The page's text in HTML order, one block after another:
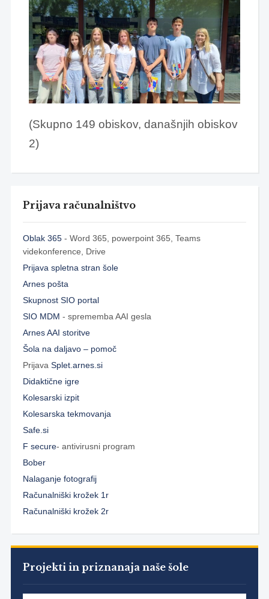
Prijava računalništvo
Oblak 365- Word 365, powerpoint 365, Teams
videkonference, Drive
Prijava spletna stran šole
Arnes pošta
Skupnost SIO portal
SIO MDM - sprememba AAI gesla
Arnes AAI storitve
Šola na daljavo – pomoč
Prijava Splet.arnes.si
Didaktične igre
Kolesarski izpit
Kolesarska tekmovanja
Safe.si
F secure- antivirusni program
Bober
Nalaganje fotografij
Računalniški krožek 1r
Računalniški krožek 2r
Projekti in priznanaja naše šole
(Skupno 149 obiskov, današnjih obiskov
2)